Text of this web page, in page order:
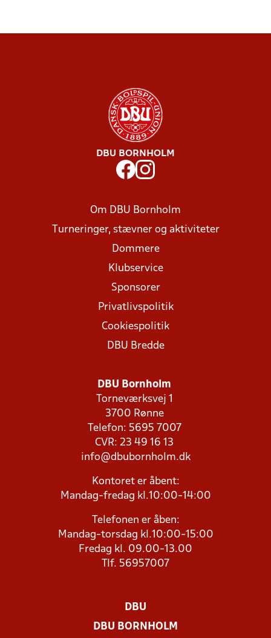
DBU BORNHOLM
Om DBU Bornholm
Turneringer, stævner og aktiviteter
Dommere
Klubservice
Sponsorer
Privatlivspolitik
Cookiespolitik
DBU Bredde
DBU Bornholm
Torneværksvej 1
3700 Rønne
Telefon: 5695 7007
CVR: 23 49 16 13
info@dbubornholm.dk
Kontoret er åbent:
Mandag-fredag kl.10:00-14:00
Telefonen er åben:
Mandag-torsdag kl.10:00-15:00
Fredag kl. 09.00-13.00
Tlf. 56957007
DBU
DBU BORNHOLM